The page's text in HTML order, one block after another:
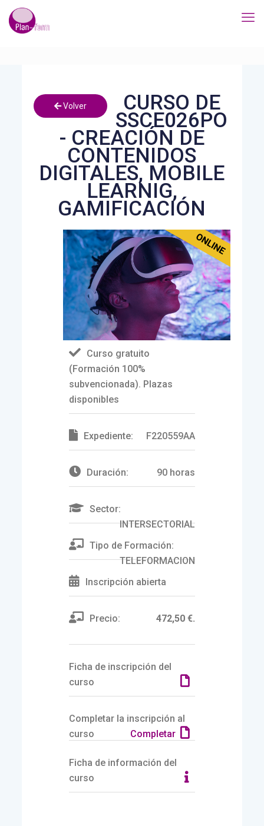
Volver CURSO DE
SSCE026PO
- CREACIÓN DE
CONTENIDOS
DIGITALES, MOBILE
LEARNIG,
GAMIFICACIÓN
Curso gratuito
(Formación 100%
subvencionada). Plazas
disponibles
Expediente: F220559AA
Duración: 90 horas
Sector:
INTERSECTORIAL
Tipo de Formación:
TELEFORMACION
Inscripción abierta
Precio: 472,50 €.
Ficha de inscripción del
curso
Completar la inscripción al
curso
Completar
Ficha de información del
curso